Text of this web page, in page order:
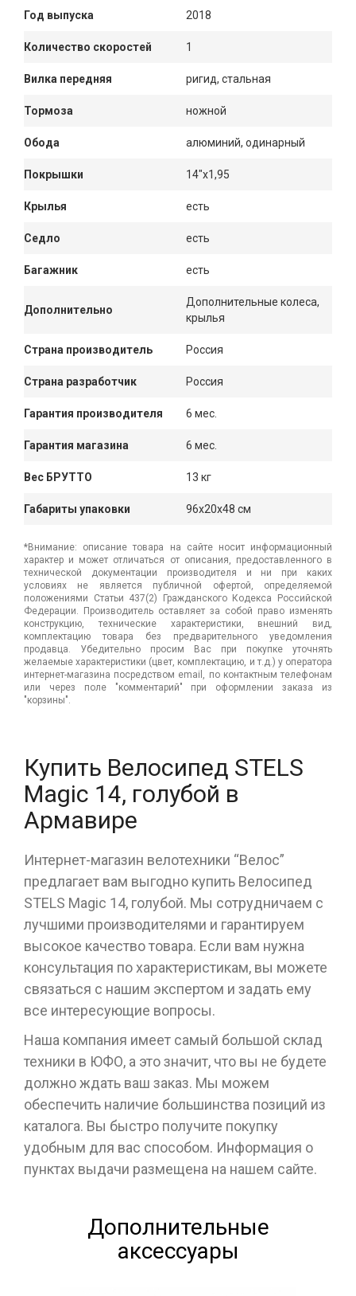
Год выпуска 2018
Количество скоростей 1
Вилка передняя ригид, стальная
Тормоза ножной
Обода алюминий, одинарный
Покрышки 14"х1,95
Крылья есть
Седло есть
Багажник есть
Дополнительно
Дополнительные колеса,
крылья
Страна производитель Россия
Страна разработчик Россия
Гарантия производителя 6 мес.
Гарантия магазина 6 мес.
Вес БРУТТО 13 кг
Габариты упаковки 96x20x48 см
*Внимание: описание товара на сайте носит информационный
характер и может отличаться от описания, предоставленного в
технической документации производителя и ни при каких
условиях не является публичной офертой, определяемой
положениями Статьи 437(2) Гражданского Кодекса Российской
Федерации. Производитель оставляет за собой право изменять
конструкцию, технические характеристики, внешний вид,
комплектацию товара без предварительного уведомления
продавца. Убедительно просим Вас при покупке уточнять
желаемые характеристики (цвет, комплектацию, и т.д.) у оператора
интернет-магазина посредством email, по контактным телефонам
или через поле "комментарий" при оформлении заказа из
"корзины".
Купить Велосипед STELS
Magic 14, голубой в
Армавире
Интернет-магазин велотехники “Велос”
предлагает вам выгодно купить Велосипед
STELS Magic 14, голубой. Мы сотрудничаем с
лучшими производителями и гарантируем
высокое качество товара. Если вам нужна
консультация по характеристикам, вы можете
связаться с нашим экспертом и задать ему
все интересующие вопросы.
Наша компания имеет самый большой склад
техники в ЮФО, а это значит, что вы не будете
должно ждать ваш заказ. Мы можем
обеспечить наличие большинства позиций из
каталога. Вы быстро получите покупку
удобным для вас способом. Информация о
пунктах выдачи размещена на нашем сайте.
Дополнительные
аксессуары